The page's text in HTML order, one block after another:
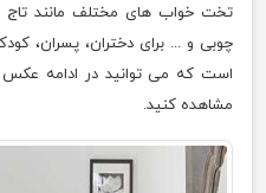
تخت خواب های مختلف مانند
چوبی و ... برای دختران، پسران،
است که می توانید در ادامه
مشاهده کنید.